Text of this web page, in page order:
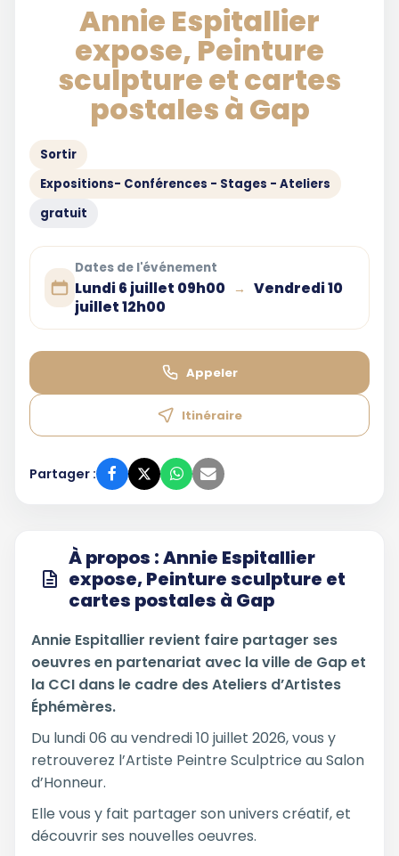
Annie Espitallier
expose, Peinture
sculpture et cartes
postales à Gap
Sortir
Expositions- Conférences - Stages - Ateliers
gratuit
Dates de l'événement
Lundi 6 juillet 09h00 →
Vendredi 10
juillet 12h00
Appeler
Itinéraire
Partager :
À propos : Annie Espitallier
expose, Peinture sculpture et
cartes postales à Gap
Annie Espitallier revient faire partager ses
oeuvres en partenariat avec la ville de Gap et
la CCI dans le cadre des Ateliers d’Artistes
Éphémères.
Du lundi 06 au vendredi 10 juillet 2026, vous y
retrouverez l’Artiste Peintre Sculptrice au Salon
d’Honneur.
Elle vous y fait partager son univers créatif, et
découvrir ses nouvelles oeuvres.